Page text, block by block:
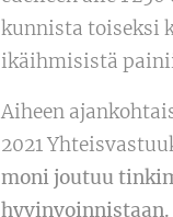
kunnista toiseksi
ikäihmisistä
Aiheen
2021
moni joutuu
hyvinvoinnistaan.